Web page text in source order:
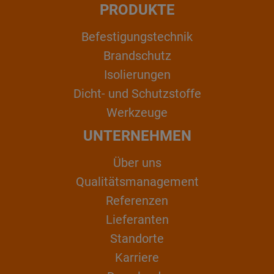
PRODUKTE
Befestigungstechnik
Brandschutz
Isolierungen
Dicht- und Schutzstoffe
Werkzeuge
UNTERNEHMEN
Über uns
Qualitätsmanagement
Referenzen
Lieferanten
Standorte
Karriere